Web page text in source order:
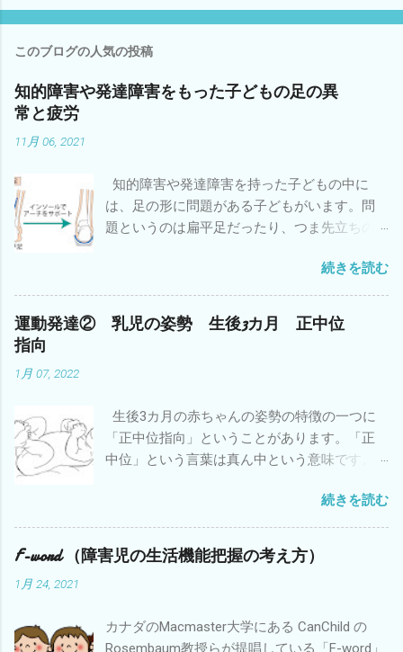
メ
ト
このブログの人気の投稿
知的障害や発達障害をもった子どもの足の異
常と疲労
11月 06, 2021
知的障害や発達障害を持った子どもの中に
は、足の形に問題がある子どもがいます。問
題というのは扁平足だったり、つま先立ちの
性やバランスや敏捷性などの運動能力も低い
子どもが多いことはよく知られています。立
ったり歩いたりしている時に地面に接してい
るのは足なので、足が上手く形を変えて地面
やすいということも知っておいてください。
特に小学校・中学校と身体が大きくなると疲
れやすさが増します。足でバランスがとりに
かってバランスをとっているからです。中に
は太ももやお尻の外側の筋肉が強く張ってい
る子どもがいます。 疲れやすさに対する対策
用④ストレッチやマッサージによる疲労軽減
続きを読む
運動発達② 乳児の姿勢 生後3カ月 正中位
指向
1月 07, 2022
生後3カ月の赤ちゃんの姿勢の特徴の一つに
「正中位指向」ということがあります。「正
中位」という言葉は真ん中という意味です。
ことです。英語では「Midline orientation」と
いいます。 新生児の頃に比べて3カ月の赤ちゃ
んは目が覚めていている時に頭が真ん中にあ
ることが増えてきます。上肢・下肢も真ん中
頭や手がそちら向かっていきますが、興味が
続きを読む
F-word （障害児の生活機能把握の考え方）
1月 24, 2021
カナダのMacmaster大学にある CanChild の
Rosembaum教授らが提唱している「F-word」